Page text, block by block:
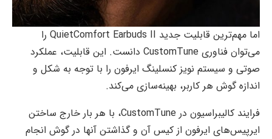
اما مهم‌ترین قابلیت جدید QuietComfort Earbuds II را
می‌توان فناوری CustomTune دانست. این قابلیت، عملکرد
صوتی و سیستم نویز کنسلینگ ایرفون را با توجه به شکل و
اندازه گوش هر کاربر، بهینه‌سازی می‌کند.
فرایند کالیبراسیون در CustomTune، با هر بار خارج ساختن
ایرپیس‌های ایرفون از کیس آن و گذاشتن آنها در گوش انجام